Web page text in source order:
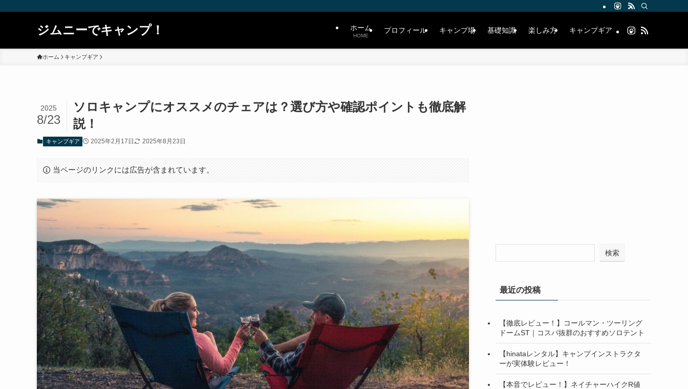
ジムニーでキャンプ！ ホーム
HOME
プロフィール キャンプ場 基礎知識 楽しみ方 キャンプギア
ホーム キャンプギア
ソロキャンプにオススメのチェアは？選び方や確認ポイントも徹底解
説！
2025
8/23
キャンプギア 2025年2月17日 2025年8月23日
当ページのリンクには広告が含まれています。
検索
最近の投稿
【徹底レビュー！】コールマン・ツーリング
ドームST｜コスパ抜群のおすすめソロテント
【hinataレンタル】キャンプインストラクタ
ーが実体験レビュー！
【本音でレビュー！】ネイチャーハイクR値